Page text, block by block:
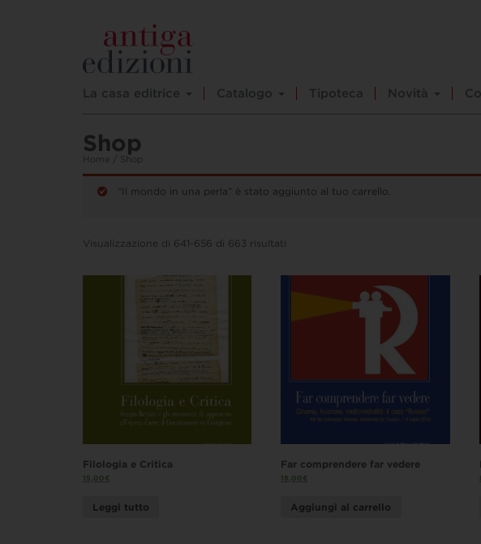
La casa editrice Catalogo Tipoteca Novità
Shop
Home / Shop
“Il mondo in una perla” è stato aggiunto al tuo carrello.
Visualizzazione di 641-656 di 663 risultati
Filologia e Critica
15,00€
Leggi tutto
Far comprendere far vedere
18,00€
Aggiungi al carrello